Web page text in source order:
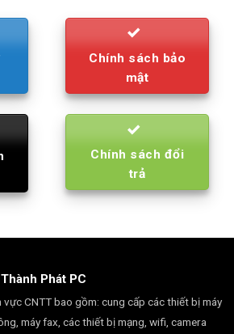
Chính sách bảo
mật
Chính sách đổi
trả
Phát PC
vực CNTT bao gồm: cung cấp các thiết bị máy
máy fax, các thiết bị mạng, wifi, camera